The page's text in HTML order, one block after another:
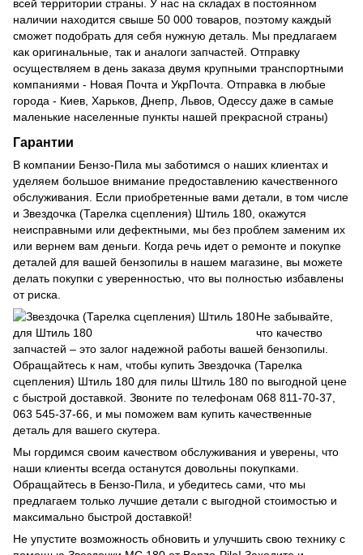
всей территории страны. У нас на складах в постоянном
наличии находится свыше 50 000 товаров, поэтому каждый
сможет подобрать для себя нужную деталь. Мы предлагаем
как оригинальные, так и аналоги запчастей. Отправку
осуществляем в день заказа двумя крупными транспортными
компаниями - Новая Почта и УкрПочта. Отправка в любые
города - Киев, Харьков, Днепр, Львов, Одессу даже в самые
маленькие населенные пункты нашей прекрасной страны)
Гарантии
В компании Бензо-Пила мы заботимся о наших клиентах и
уделяем большое внимание предоставлению качественного
обслуживания. Если приобретенные вами детали, в том числе
и Звездочка (Тарелка сцепления) Штиль 180, окажутся
неисправными или дефектными, мы без проблем заменим их
или вернем вам деньги. Когда речь идет о ремонте и покупке
деталей для вашей бензопилы в нашем магазине, вы можете
делать покупки с уверенностью, что вы полностью избавлены
от риска.
Не забывайте,
что качество
запчастей – это залог надежной работы вашей бензопилы.
Обращайтесь к нам, чтобы купить Звездочка (Тарелка
сцепления) Штиль 180 для пилы Штиль 180 по выгодной цене
с быстрой доставкой. Звоните по телефонам 068 811-70-37,
063 545-37-66, и мы поможем вам купить качественные
деталь для вашего скутера.
Мы гордимся своим качеством обслуживания и уверены, что
наши клиенты всегда останутся довольны покупками.
Обращайтесь в Бензо-Пила, и убедитесь сами, что мы
предлагаем только лучшие детали с выгодной стоимостью и
максимально быстрой доставкой!
Не упустите возможность обновить и улучшить свою технику с